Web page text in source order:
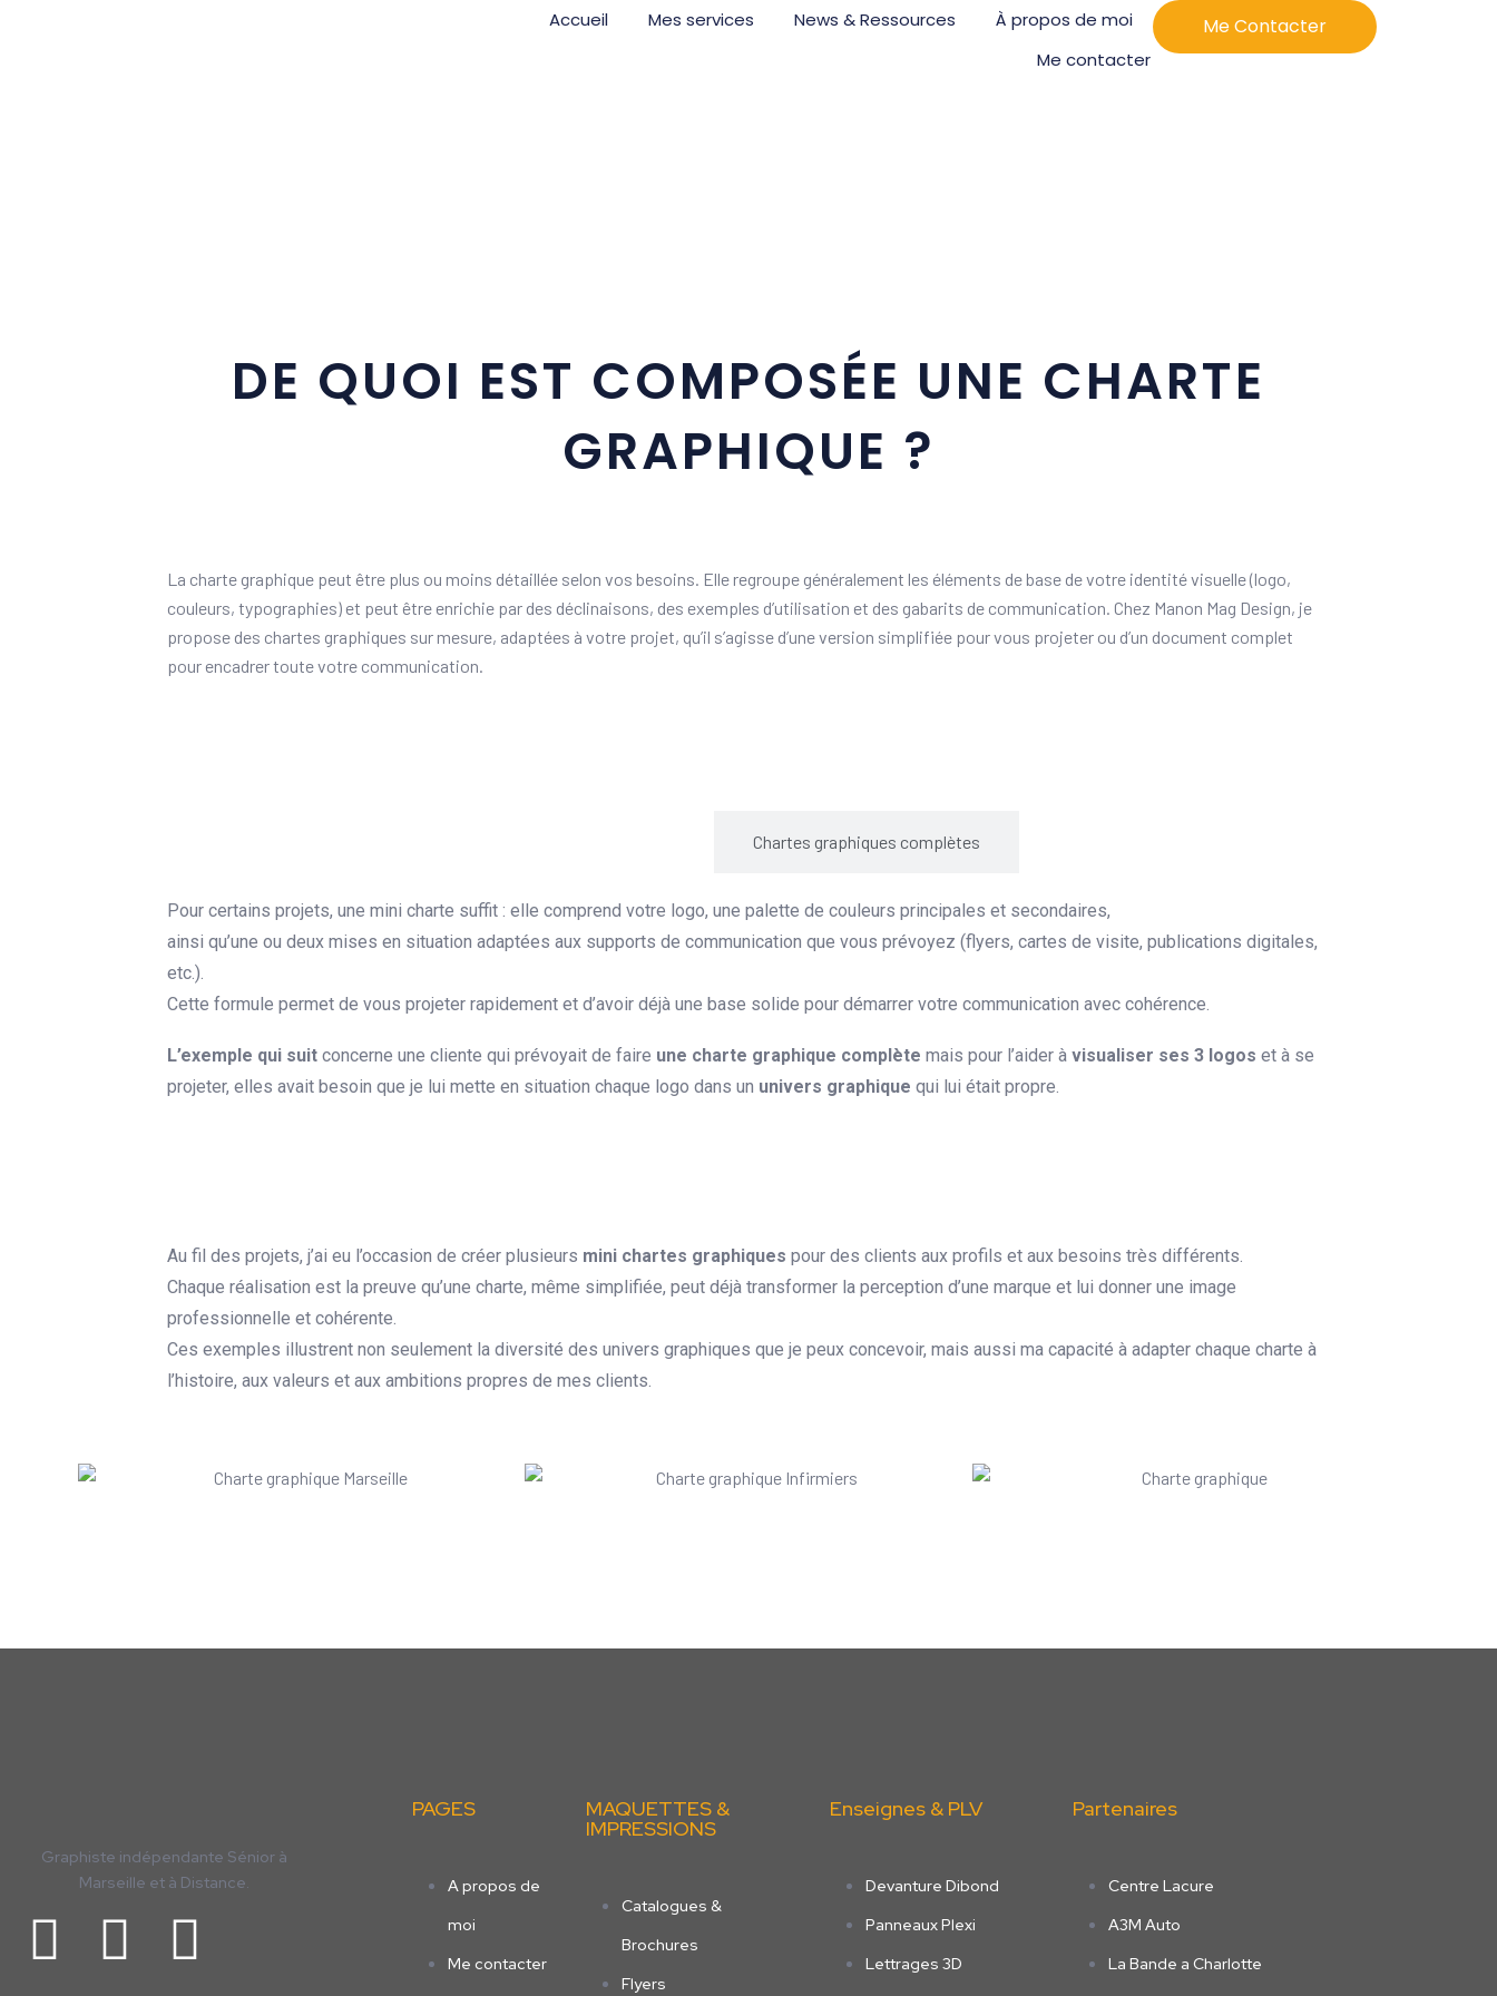
Accueil Mes services News & Ressources
À propos de moi
Me contacter
Me Contacter
DE QUOI EST COMPOSÉE UNE CHARTE
GRAPHIQUE ?
La charte graphique peut être plus ou moins détaillée selon vos besoins. Elle regroupe généralement les éléments de base de votre identité visuelle (logo,
couleurs, typographies) et peut être enrichie par des déclinaisons, des exemples d’utilisation et des gabarits de communication. Chez Manon Mag Design, je
propose des chartes graphiques sur mesure, adaptées à votre projet, qu’il s’agisse d’une version simplifiée pour vous projeter ou d’un document complet
pour encadrer toute votre communication.
Chartes graphiques complètes
Pour certains projets, une mini charte suffit : elle comprend votre logo, une palette de couleurs principales et secondaires,
ainsi qu’une ou deux mises en situation adaptées aux supports de communication que vous prévoyez (flyers, cartes de visite, publications digitales,
etc.).
Cette formule permet de vous projeter rapidement et d’avoir déjà une base solide pour démarrer votre communication avec cohérence.
L’exemple qui suit concerne une cliente qui prévoyait de faire une charte graphique complète mais pour l’aider à visualiser ses 3 logos et à se
projeter, elles avait besoin que je lui mette en situation chaque logo dans un univers graphique qui lui était propre.
Au fil des projets, j’ai eu l’occasion de créer plusieurs mini chartes graphiques pour des clients aux profils et aux besoins très différents.
Chaque réalisation est la preuve qu’une charte, même simplifiée, peut déjà transformer la perception d’une marque et lui donner une image
professionnelle et cohérente.
Ces exemples illustrent non seulement la diversité des univers graphiques que je peux concevoir, mais aussi ma capacité à adapter chaque charte à
l’histoire, aux valeurs et aux ambitions propres de mes clients.
Graphiste indépendante Sénior à
Marseille et à Distance.
PAGES
A propos de
moi
Me contacter
MAQUETTES &
IMPRESSIONS
Catalogues &
Brochures
Flyers
Enseignes & PLV
Devanture Dibond
Panneaux Plexi
Lettrages 3D
Partenaires
Centre Lacure
A3M Auto
La Bande a Charlotte